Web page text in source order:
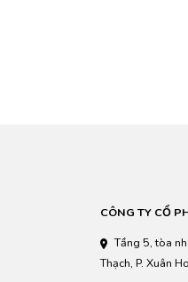
CÔNG TY CỔ
Tầng 5, tòa
Thạch, P. Xuân